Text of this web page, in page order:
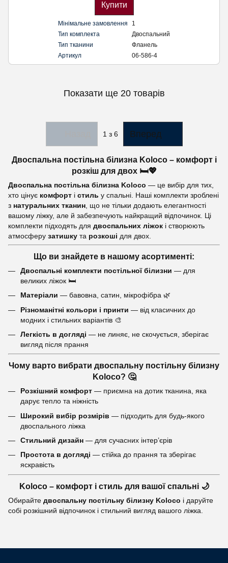
Купити
Мінімальне замовлення
1
Тип комплекта
Двоспальний
Тип тканини
Фланель
Артикул
06-586-4
Показати ще 20 товарів
1 з 6 Вперед
Двоспальна постільна білизна Koloco – комфорт і
розкіш для двох 🛏️💖
Двоспальна постільна білизна Koloco — це вибір для тих,
хто цінує комфорт і стиль у спальні. Наші комплекти зроблені
з натуральних тканин , що не тільки додають елегантності
вашому ліжку, але й забезпечують найкращий відпочинок. Ці
комплекти підходять для двоспальних ліжок і створюють
атмосферу затишку та розкоші для двох.
Що ви знайдете в нашому асортименті:
Двоспальні комплекти постільної білизни — для
великих ліжок 🛏️
Матеріали — бавовна, сатин, мікрофібра 🌿
Різноманітні кольори і принти — від класичних до
модних і стильних варіантів 🎨
Легкість в догляді — не линяє, не скочується, зберігає
вигляд після прання
Чому варто вибрати двоспальну постільну білизну
Koloco? 🤔
Розкішний комфорт — приємна на дотик тканина, яка
дарує тепло та ніжність
Широкий вибір розмірів — підходить для будь-якого
двоспального ліжка
Стильний дизайн — для сучасних інтер’єрів
Простота в догляді — стійка до прання та зберігає
яскравість
Koloco – комфорт і стиль для вашої спальні 🌙
Обирайте двоспальну постільну білизну Koloco і даруйте
собі розкішний відпочинок і стильний вигляд вашого ліжка.